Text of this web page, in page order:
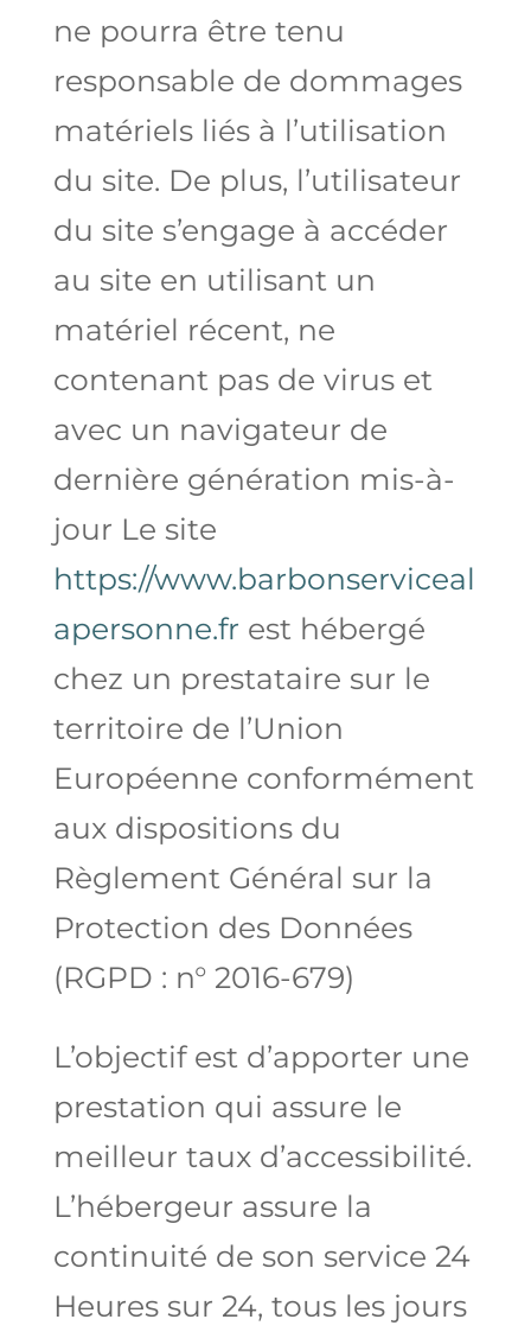
ne pourra être tenu
responsable de dommages
matériels liés à l’utilisation
du site. De plus, l’utilisateur
du site s’engage à accéder
au site en utilisant un
matériel récent, ne
contenant pas de virus et
avec un navigateur de
dernière génération mis-à-
jour Le site
https://www.barbonserviceal
apersonne.fr est hébergé
chez un prestataire sur le
territoire de l’Union
Européenne conformément
aux dispositions du
Règlement Général sur la
Protection des Données
(RGPD : n° 2016-679)
L’objectif est d’apporter une
prestation qui assure le
meilleur taux d’accessibilité.
L’hébergeur assure la
continuité de son service 24
Heures sur 24, tous les jours